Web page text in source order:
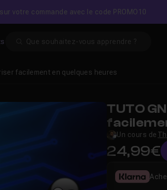
votre commande avec le code PROMO10
facilement en quelques heures
TUTO
Un cours de
24,99€